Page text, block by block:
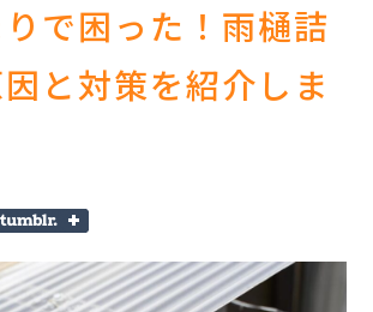
で困った！雨樋詰
と対策を紹介しま